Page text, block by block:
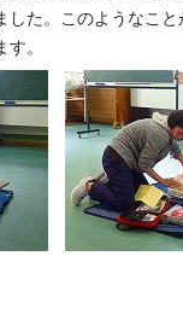
した。このようなこ
。